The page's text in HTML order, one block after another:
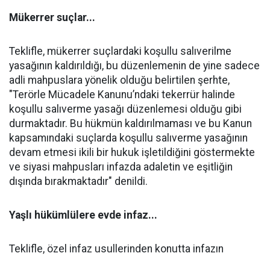
Mükerrer suçlar...
Teklifle, mükerrer suçlardaki koşullu salıverilme
yasağının kaldırıldığı, bu düzenlemenin de yine sadece
adli mahpuslara yönelik olduğu belirtilen şerhte,
"Terörle Mücadele Kanunu’ndaki tekerrür halinde
koşullu salıverme yasağı düzenlemesi olduğu gibi
durmaktadır. Bu hükmün kaldırılmaması ve bu Kanun
kapsamındaki suçlarda koşullu salıverme yasağının
devam etmesi ikili bir hukuk işletildiğini göstermekte
ve siyasi mahpusları infazda adaletin ve eşitliğin
dışında bırakmaktadır" denildi.
Yaşlı hükümlülere evde infaz...
Teklifle, özel infaz usullerinden konutta infazın